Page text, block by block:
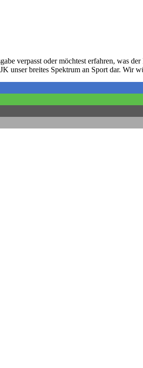
verpasst oder möchtest erfahren, was
unser breites Spektrum an Sport dar. Wir